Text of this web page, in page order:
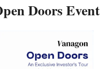
Doors Event